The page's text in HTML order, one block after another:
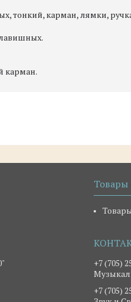
тонкий, карман, лямки,
карман.
Товары
+7 (705)
+7 (705)